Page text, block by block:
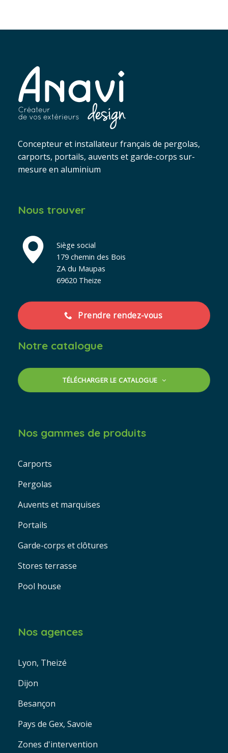
Concepteur et installateur français de pergolas,
carports, portails, auvents et garde-corps sur-
mesure en aluminium
Nous trouver
Siège social
179 chemin des Bois
ZA du Maupas
69620 Theize
Prendre rendez-vous
Notre catalogue
TÉLÉCHARGER LE CATALOGUE
Nos gammes de produits
Carports
Pergolas
Auvents et marquises
Portails
Garde-corps et clôtures
Stores terrasse
Pool house
Nos agences
Lyon, Theizé
Dijon
Besançon
Pays de Gex, Savoie
Zones d'intervention